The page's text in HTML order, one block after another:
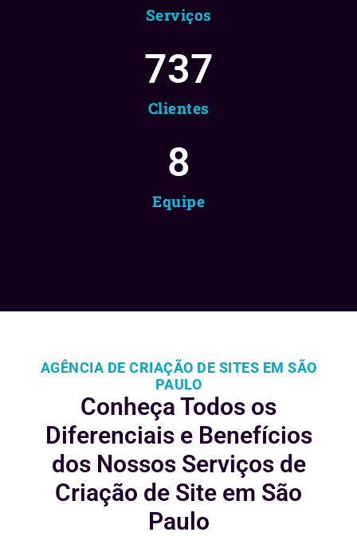
Serviços
Clientes
737
Equipe
8
AGÊNCIA DE CRIAÇÃO DE SITES EM SÃO
PAULO
Conheça Todos os
Diferenciais e Benefícios
dos Nossos Serviços de
Criação de Site em São
Paulo